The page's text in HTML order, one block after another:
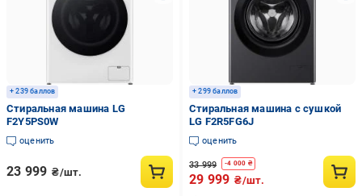
+ 239 баллов
Стиральная машина LG
F2Y5PS0W
оценить
23 999 ₴/шт.
+ 299 баллов
Стиральная машина с сушкой
LG F2R5FG6J
оценить
33 999 -4 000 ₴
29 999 ₴/шт.